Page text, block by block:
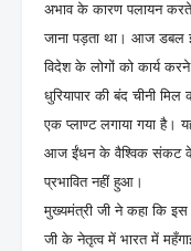
अभाव के कारण पलायन
जाना पड़ता था। आज डबल
विदेश के लोगों को कार्य
धुरियापार की बंद चीनी
एक प्लाण्ट लगाया गया है।
आज ईंधन के वैश्विक संकट के
प्रभावित नहीं हुआ।
मुख्यमंत्री जी ने कहा कि इस
जी के नेतृत्व में भारत में